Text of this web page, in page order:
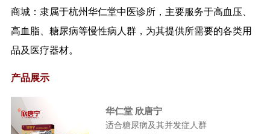
期中医康复指...
管理规定的通...
《国家卫生健康委 国家中医药管
理局关于 做...
商城：隶属于杭州华仁堂中医诊所，主要服务于高血压、
高血脂、糖尿病等慢性病人群，为其提供所需要的各类用
品及医疗器材。
产品展示
华仁堂 欣唐宁
适合糖尿病及其并发症人群